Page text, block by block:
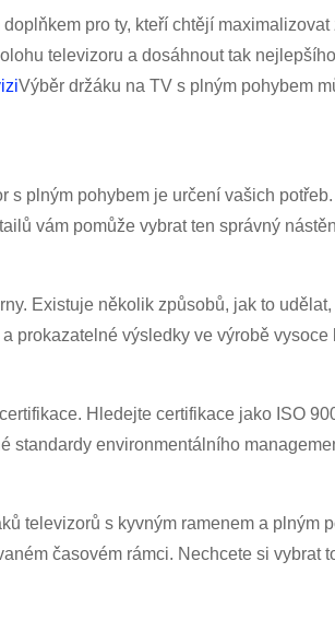
pro ty, kteří chtějí
televizoru a dosáhnout tak
Výběr držáku na TV s plným pohybem
s plným pohybem je určení vašich
vám pomůže vybrat ten správný
Existuje několik způsobů, jak to
prokazatelné výsledky ve výrobě
Hledejte certifikace jako ISO
standardy environmentálního
televizorů s kyvným ramenem a
časovém rámci. Nechcete si